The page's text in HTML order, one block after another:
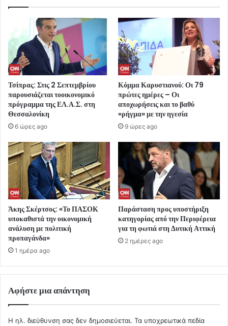
Τσίπρας: Στις 2 Σεπτεμβρίου
παρουσιάζεται τοοικονομικό
πρόγραμμα της ΕΛ.Α.Σ. στη
Θεσσαλονίκη
6 ώρες ago
Κόμμα Καρυστιανού: Οι 79
πρώτες ημέρες – Οι
αποχωρήσεις και το βαθύ
«ρήγμα» με την ηγεσία
9 ώρες ago
Άκης Σκέρτσος: «Το ΠΑΣΟΚ
υποκαθιστά την οικονομική
ανάλυση με πολιτική
προπαγάνδα»
1 ημέρα ago
Παράσταση προς υποστήριξη
κατηγορίας από την Περιφέρεια
για τη φωτιά στη Δυτική Αττική
2 ημέρες ago
Αφήστε μια απάντηση
Η ηλ. διεύθυνση σας δεν δημοσιεύεται. Τα υποχρεωτικά πεδία